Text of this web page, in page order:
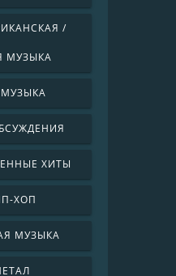
/
МУЗЫКА
ХИТЫ
ХОП
МУЗЫКА